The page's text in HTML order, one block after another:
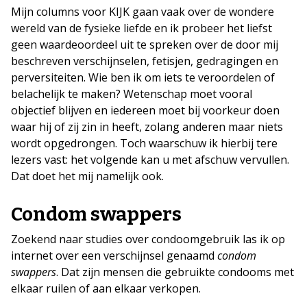
Mijn columns voor KIJK gaan vaak over de wondere
wereld van de fysieke liefde en ik probeer het liefst
geen waardeoordeel uit te spreken over de door mij
beschreven verschijnselen, fetisjen, gedragingen en
perversiteiten. Wie ben ik om iets te veroordelen of
belachelijk te maken? Wetenschap moet vooral
objectief blijven en iedereen moet bij voorkeur doen
waar hij of zij zin in heeft, zolang anderen maar niets
wordt opgedrongen. Toch waarschuw ik hierbij tere
lezers vast: het volgende kan u met afschuw vervullen.
Dat doet het mij namelijk ook.
Condom swappers
Zoekend naar studies over condoomgebruik las ik op
internet over een verschijnsel genaamd condom
swappers. Dat zijn mensen die gebruikte condooms met
elkaar ruilen of aan elkaar verkopen.